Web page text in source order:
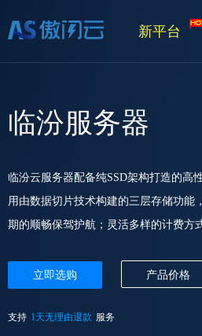
新平台
临汾服务器
临汾云服务器配备纯SSD架构打造的高
用由数据切片技术构建的三层存储功能
期的顺畅保驾护航；灵活多样的计费方
立即选购 产品价格
支持 1天无理由退款 服务